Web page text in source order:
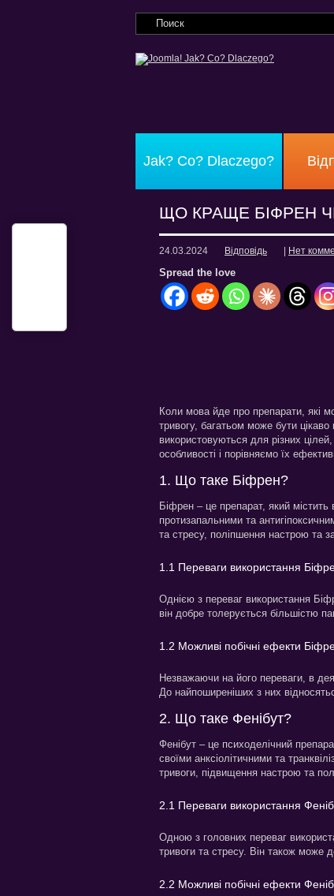
Jak? Co? Dlaczego?
ЩО КРАЩЕ БІФРЕН
24.03.2024 Відповідь Нет
Spread the love
Коли мова йде про препарати, які
тривогу, багатьом може бути
використовуються для різних
особливості і порівняємо їх
1. Що таке Біфрен?
Біфрен – це препарат, який
протизапальними та
та стресу, поліпшення настрою та
1.1 Переваги використання
Однією з переваг використання
він добре толерується більшістю
1.2 Можливі побічні ефекти
Незважаючи на його переваги, в
До найпоширеніших з них
2. Що таке Фенібут?
Фенібут – це психоделічний
своїми анксіолітичними та
тривоги, підвищення настрою та
2.1 Переваги використання
Одною з головних переваг
тривоги та стресу. Він також може
2.2 Можливі побічні ефекти